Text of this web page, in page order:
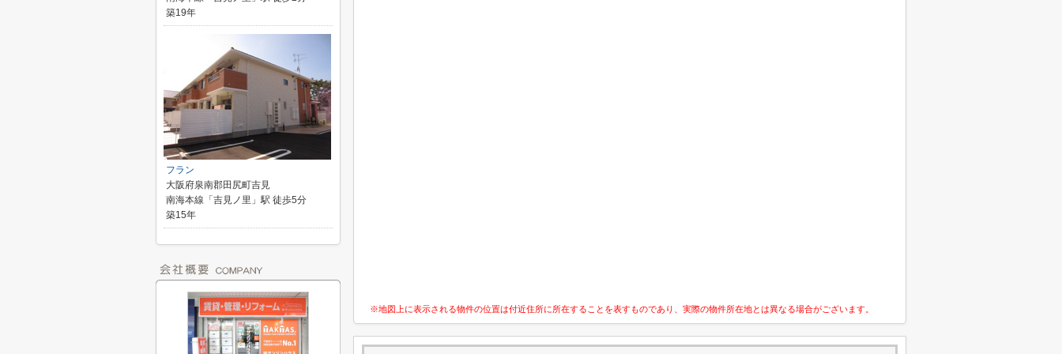
※地図上に表示される物件の位置は付近住所に所在することを表すものであり、実際の物件所在地とは異なる場合がございます。
築19年
フラン
大阪府泉南郡田尻町吉見
南海本線「吉見ノ里」駅 徒歩5分
築15年